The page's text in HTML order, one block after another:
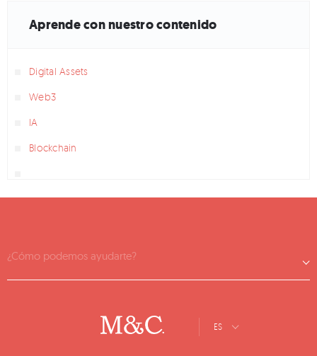
Aprende con nuestro contenido
Digital Assets
Web3
IA
Blockchain
¿Cómo podemos ayudarte?
ES